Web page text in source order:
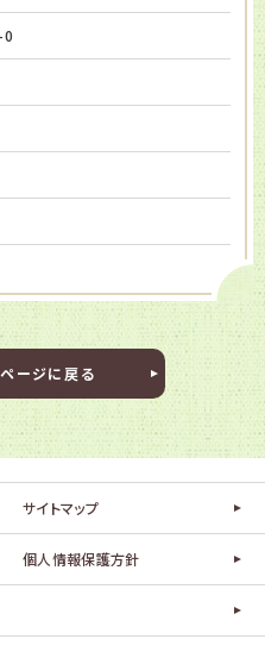
ージに戻る
サイトマップ
個人情報保護方針